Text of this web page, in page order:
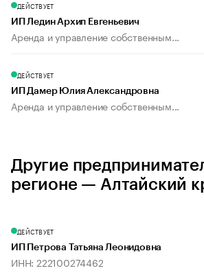
ДЕЙСТВУЕТ
ИП Ледин Архип Евгеньевич
Аренда и управление собственным...
ДЕЙСТВУЕТ
ИП Дамер Юлия Александровна
Аренда и управление собственным...
Другие
регионе — Алтайский
ДЕЙСТВУЕТ
ИП Петрова Татьяна Леонидовна
ИНН: 222100274462